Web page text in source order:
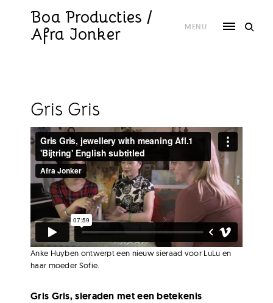
Boa Producties /
Afra Jonker
MENU
Gris Gris
Anke Huyben ontwerpt een nieuw sieraad voor LuLu en
haar moeder Sofie.
Gris Gris, sieraden met een betekenis